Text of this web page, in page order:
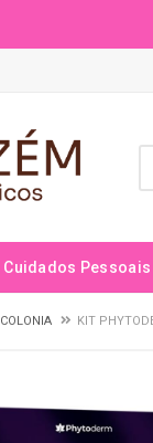
Cuidados Pessoais
COLONIA KIT